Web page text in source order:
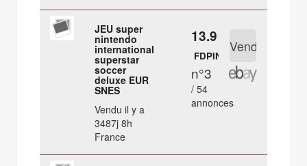
JEU super
nintendo
international
superstar
soccer
deluxe EUR
SNES
Vendu il y a
3487j 8h
France
13.9 €
FDPIN
n°3
/ 54
annonces